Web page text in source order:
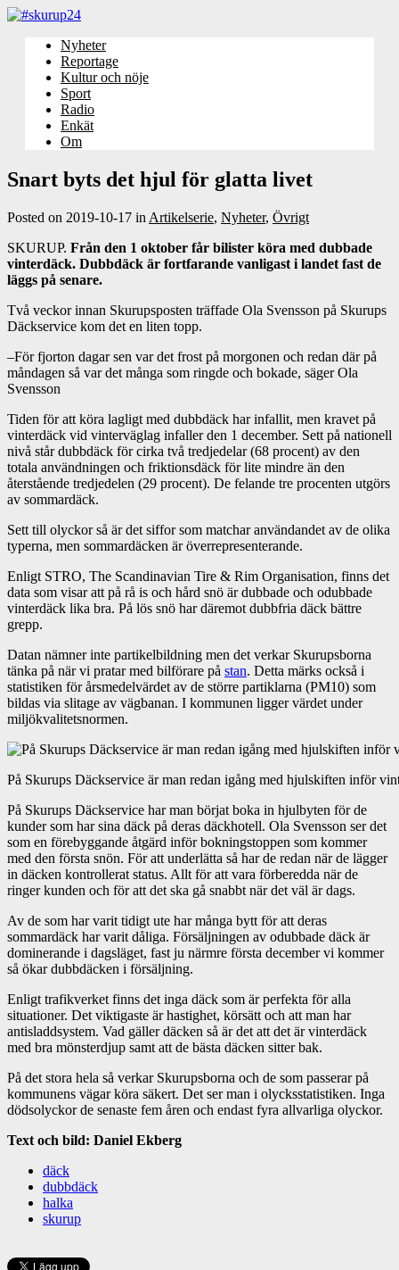
Nyheter
Reportage
Kultur och nöje
Sport
Radio
Enkät
Om
Snart byts det hjul för glatta livet
Posted on 2019-10-17 in Artikelserie, Nyheter, Övrigt
SKURUP. Från den 1 oktober får bilister köra med dubbade
vinterdäck. Dubbdäck är fortfarande vanligast i landet fast de
läggs på senare.
Två veckor innan Skurupsposten träffade Ola Svensson på Skurups
Däckservice kom det en liten topp.
–För fjorton dagar sen var det frost på morgonen och redan där på
måndagen så var det många som ringde och bokade, säger Ola
Svensson
Tiden för att köra lagligt med dubbdäck har infallit, men kravet på
vinterdäck vid vinterväglag infaller den 1 december. Sett på nationell
nivå står dubbdäck för cirka två tredjedelar (68 procent) av den
totala användningen och friktionsdäck för lite mindre än den
återstående tredjedelen (29 procent). De felande tre procenten utgörs
av sommardäck.
Sett till olyckor så är det siffor som matchar användandet av de olika
typerna, men sommardäcken är överrepresenterande.
Enligt STRO, The Scandinavian Tire & Rim Organisation, finns det
data som visar att på rå is och hård snö är dubbade och odubbade
vinterdäck lika bra. På lös snö har däremot dubbfria däck bättre
grepp.
Datan nämner inte partikelbildning men det verkar Skurupsborna
tänka på när vi pratar med bilförare på stan. Detta märks också i
statistiken för årsmedelvärdet av de större partiklarna (PM10) som
bildas via slitage av vägbanan. I kommunen ligger värdet under
miljökvalitetsnormen.
På Skurups Däckservice är man redan igång med hjulskiften inför
På Skurups Däckservice har man börjat boka in hjulbyten för de
kunder som har sina däck på deras däckhotell. Ola Svensson ser det
som en förebyggande åtgärd inför bokningstoppen som kommer
med den första snön. För att underlätta så har de redan när de lägger
in däcken kontrollerat status. Allt för att vara förberedda när de
ringer kunden och för att det ska gå snabbt när det väl är dags.
Av de som har varit tidigt ute har många bytt för att deras
sommardäck har varit dåliga. Försäljningen av odubbade däck är
dominerande i dagsläget, fast ju närmre första december vi kommer
så ökar dubbdäcken i försäljning.
Enligt trafikverket finns det inga däck som är perfekta för alla
situationer. Det viktigaste är hastighet, körsätt och att man har
antisladdsystem. Vad gäller däcken så är det att det är vinterdäck
med bra mönsterdjup samt att de bästa däcken sitter bak.
På det stora hela så verkar Skurupsborna och de som passerar på
kommunens vägar köra säkert. Det ser man i olycksstatistiken. Inga
dödsolyckor de senaste fem åren och endast fyra allvarliga olyckor.
Text och bild: Daniel Ekberg
däck
dubbdäck
halka
skurup